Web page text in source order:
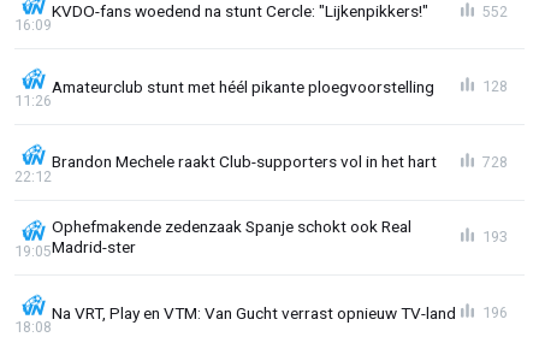
KVDO-fans woedend na stunt Cercle: "Lijkenpikkers!"
16:09
552
Amateurclub stunt met héél pikante ploegvoorstelling
11:26
128
Brandon Mechele raakt Club-supporters vol in het hart
22:12
728
Ophefmakende zedenzaak Spanje schokt ook Real
Madrid-ster
19:05
193
Na VRT, Play en VTM: Van Gucht verrast opnieuw TV-land
18:08
196